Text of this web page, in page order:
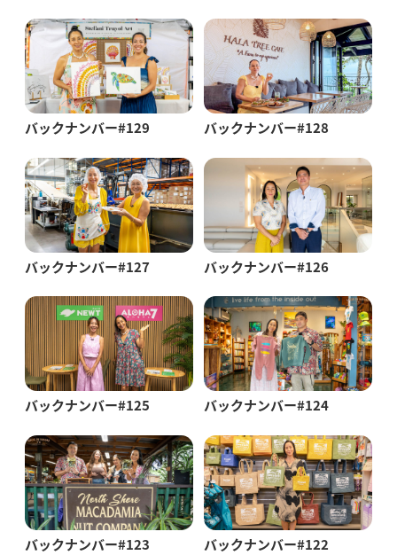
バックナンバー#129 バックナンバー#128
バックナンバー#127 バックナンバー#126
バックナンバー#125 バックナンバー#124
バックナンバー#123 バックナンバー#122